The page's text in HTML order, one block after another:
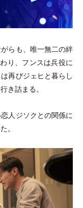
らも、唯一無二の絆
り、フンスは兵役に
再びジェヒと暮らし
き詰まる。
人ジソクとの関係に
。